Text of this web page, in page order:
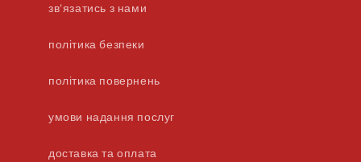
зв'язатись з нами
політика безпеки
політика повернень
умови надання послуг
доставка та оплата